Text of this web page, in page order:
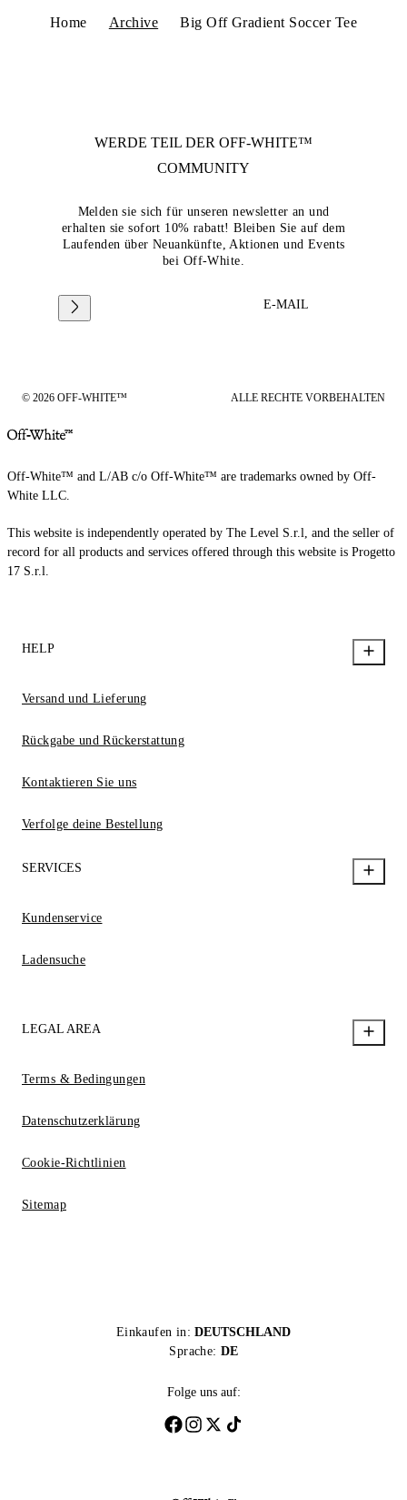
Home Archive Big Off Gradient Soccer Tee
WERDE TEIL DER OFF-WHITE™
COMMUNITY
Melden sie sich für unseren newsletter an und
erhalten sie sofort 10% rabatt! Bleiben Sie auf dem
Laufenden über Neuankünfte, Aktionen und Events
bei Off-White.
E-MAIL
© 2026 OFF-WHITE™ ALLE RECHTE VORBEHALTEN
Off-White™ and L/AB c/o Off-White™ are trademarks owned by Off-
White LLC.
This website is independently operated by The Level S.r.l, and the seller of
record for all products and services offered through this website is Progetto
17 S.r.l.
HELP
Versand und Lieferung
Rückgabe und Rückerstattung
Kontaktieren Sie uns
Verfolge deine Bestellung
SERVICES
Kundenservice
Ladensuche
LEGAL AREA
Terms & Bedingungen
Datenschutzerklärung
Cookie-Richtlinien
Sitemap
Einkaufen in: DEUTSCHLAND
Sprache: DE
Folge uns auf: